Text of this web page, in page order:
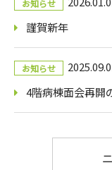
お知らせ
謹賀新年
お知らせ
4階病棟面会再開